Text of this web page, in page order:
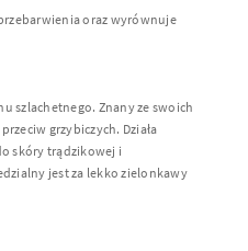
oraz wyrównuje
szlachetnego. Znany ze swoich
grzybiczych. Działa
skóry trądzikowej i
jest za lekko zielonkawy